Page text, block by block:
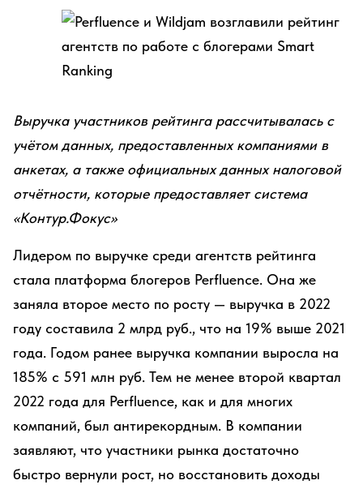
Выручка участников рейтинга рассчитывалась с
учётом данных, предоставленных компаниями в
анкетах, а также официальных данных налоговой
отчётности, которые предоставляет система
«Контур.Фокус»
Лидером по выручке среди агентств рейтинга
стала платформа блогеров Perfluence. Она же
заняла второе место по росту — выручка в 2022
году составила 2 млрд руб., что на 19% выше 2021
года. Годом ранее выручка компании выросла на
185% с 591 млн руб. Тем не менее второй квартал
2022 года для Perfluence, как и для многих
компаний, был антирекордным. В компании
заявляют, что участники рынка достаточно
быстро вернули рост, но восстановить доходы